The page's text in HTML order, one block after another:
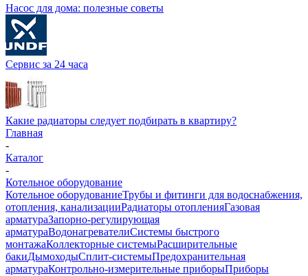
Насос для дома: полезные советы
Сервис за 24 часа
Какие радиаторы следует подбирать в квартиру?
Главная
-
Каталог
-
Котельное оборудование
Котельное оборудованиеТрубы и фитинги для водоснабжения,
отопления, канализацииРадиаторы отопленияГазовая
арматураЗапорно-регулирующая
арматураВодонагревателиСистемы быстрого
монтажаКоллекторные системыРасширительные
бакиДымоходыСплит-системыПредохранительная
арматураКонтрольно-измерительные приборыПриборы